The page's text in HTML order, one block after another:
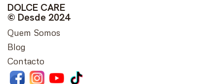
DOLCE CARE
© Desde 2024
Quem Somos
Blog
Contacto